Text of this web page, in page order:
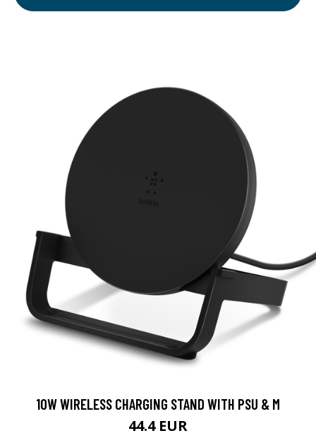
10W WIRELESS CHARGING STAND WITH PSU & M
44.4 EUR